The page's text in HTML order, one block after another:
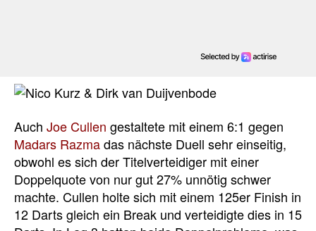
Auch Joe Cullen gestaltete mit einem 6:1 gegen
Madars Razmadas nächste Duell sehr einseitig,
obwohl es sich der Titelverteidiger mit einer
Doppelquote von nur gut 27% unnötig schwer
machte. Cullen holte sich mit einem 125er Finish in
12 Darts gleich ein Break und verteidigte dies in 15